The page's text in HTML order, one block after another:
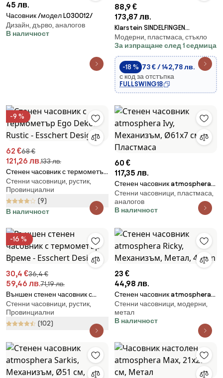
45 лв.
Часовник /модел L030012/
Дизайн, дърво, аналогов
В наличност
88,9 €
173,87 лв.
Klarstein SINDELFINGEN
автоматична навиваща
витрина за часовник
Модерни, пластмаса, стъкло
За изпращане след 1 седмица
-18 % 73 € / 142,78 лв.
с код за отстъпка
FULLSWING18
-9 %
62 €68 €
121,26 лв.133 лв.
Стенен часовник с термометър
Ego Dekor Rustic - Esschert
Design
Стенни часовници, рустик,
Провинциални
(9)
В наличност
60 €
117,35 лв.
Стенен часовник atmosphera
Ivy, Механизъм, Ø61x7 см,
Пластмаса
Стенни часовници, пластмаса,
аналогов
В наличност
-16 %
30,4 €36,4 €
59,46 лв.71,19 лв.
Външен стенен часовник с
термометър Време - Esschert
Design
Стенни часовници, рустик,
Провинциални
(102)
23 €
44,98 лв.
Стенен часовник atmosphera
Ricky, Механизъм, Метал, 40
cm
Стенни часовници, модерни,
метал
В наличност